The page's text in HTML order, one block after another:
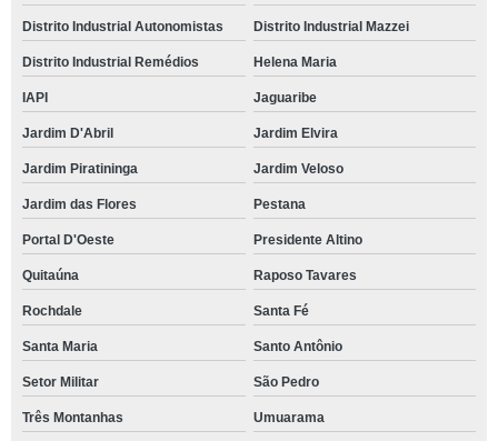
Distrito Industrial Autonomistas Distrito Industrial Mazzei
Distrito Industrial Remédios Helena Maria
IAPI Jaguaribe
Jardim D'Abril Jardim Elvira
Jardim Piratininga Jardim Veloso
Jardim das Flores Pestana
Portal D'Oeste Presidente Altino
Quitaúna Raposo Tavares
Rochdale Santa Fé
Santa Maria Santo Antônio
Setor Militar São Pedro
Três Montanhas Umuarama